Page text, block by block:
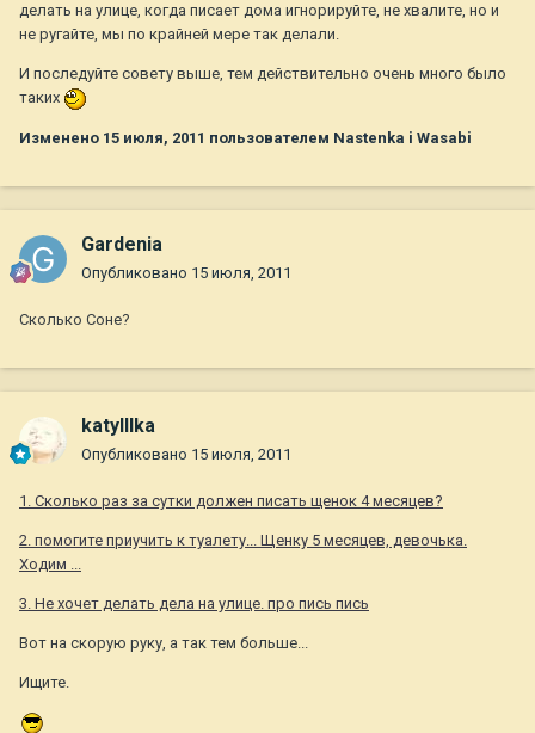
делать на улице, когда писает дома игнорируйте, не хвалите, но и
не ругайте, мы по крайней мере так делали.
И последуйте совету выше, тем действительно очень много было
таких
Изменено 15 июля, 2011 пользователем Nastenka i Wasabi
Gardenia
Опубликовано 15 июля, 2011
Сколько Соне?
katylllka
Опубликовано 15 июля, 2011
1. Сколько раз за сутки должен писать щенок 4 месяцев?
2. помогите приучить к туалету... Щенку 5 месяцев, девочька.
Ходим ...
3. Не хочет делать дела на улице. про пись пись
Вот на скорую руку, а так тем больше...
Ищите.